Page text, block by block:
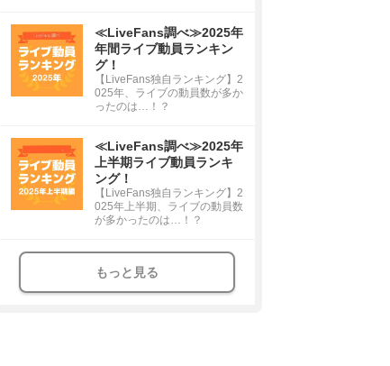
≪LiveFans調べ≫2025年
年間ライブ動員ランキン
グ！
【LiveFans独自ランキング】2
025年、ライブの動員数が多か
ったのは…！？
≪LiveFans調べ≫2025年
上半期ライブ動員ランキ
ング！
【LiveFans独自ランキング】2
025年上半期、ライブの動員数
が多かったのは…！？
もっと見る